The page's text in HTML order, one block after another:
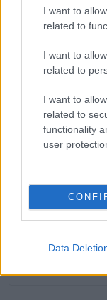
I want to
related to
I want to
related to
I want to
related to
functionality
user
Data
Oszd meg
félrement